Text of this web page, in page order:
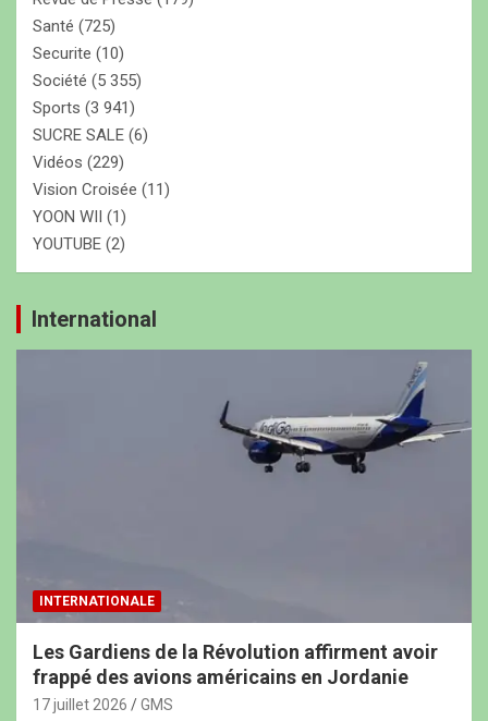
Santé (725)
Securite (10)
Société (5 355)
Sports (3 941)
SUCRE SALE (6)
Vidéos (229)
Vision Croisée (11)
YOON WII
(1)
YOUTUBE (2)
International
INTERNATIONALE
Les Gardiens de la Révolution affirment avoir
frappé des avions américains en Jordanie
17 juillet 2026 GMS